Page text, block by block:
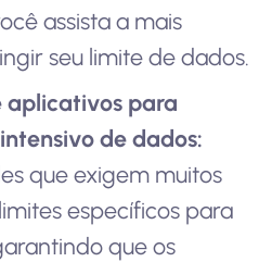
assista a mais
seu limite de dados.
aplicativos para
de dados:
que exigem muitos
específicos para
que os